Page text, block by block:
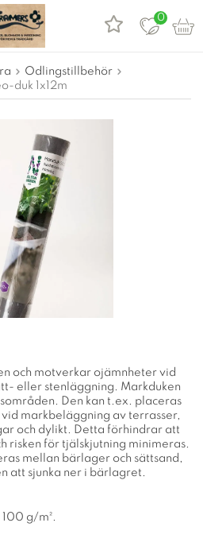
0
Odlingstillbehör
duk 1x12m
och motverkar ojämnheter vid
eller stenläggning. Markduken
Den kan t.ex. placeras
markbeläggning av terrasser,
och dylikt. Detta förhindrar att
risken för tjälskjutning minimeras.
mellan bärlager och sättsand,
att sjunka ner i bärlagret.
g/m².